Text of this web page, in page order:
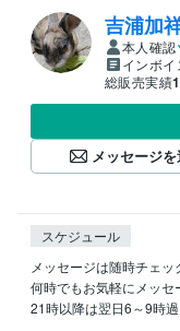
吉浦加
本人確認
インボ
総販売実績
メッセージ
スケジュール
メッセージは随時チェッ
何時でもお気軽にメッセ
21時以降は翌日6～9時